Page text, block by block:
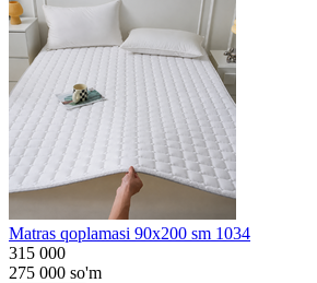
Matras qoplamasi 90x200 sm 1034
315 000
275 000 so'm